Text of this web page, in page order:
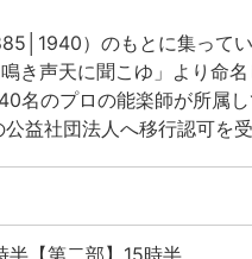
）のもとに集って
き声天に聞こゆ」より命
名のプロの能楽師が所属
益社団法人へ移行認可を受